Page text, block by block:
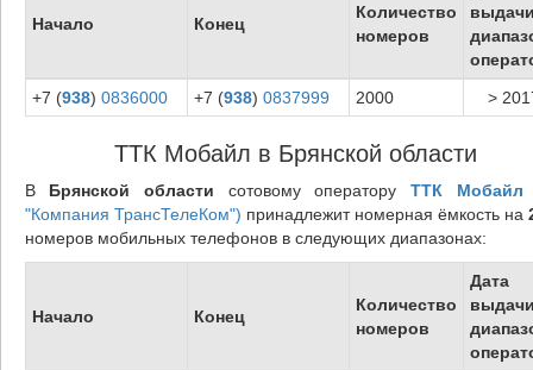
Начало Конец
Количество
номеров
+7 (938) 0836000 +7 (938) 0837999 2000 >
ТТК Мобайл в Брянской области
В Брянской области сотовому операторуТТК Мобайл
"Компания ТрансТелеКом") принадлежит номерная ёмкость на
номеров мобильных телефонов в следующих диапазонах:
Начало Конец
Количество
номеров
Дата